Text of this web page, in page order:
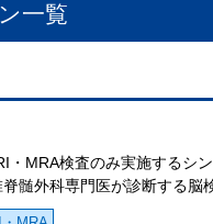
一覧
・MRA検査のみ実施するシ
髄外科専門医が診断する脳